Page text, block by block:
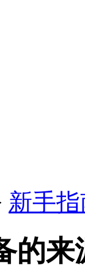
新手
的来